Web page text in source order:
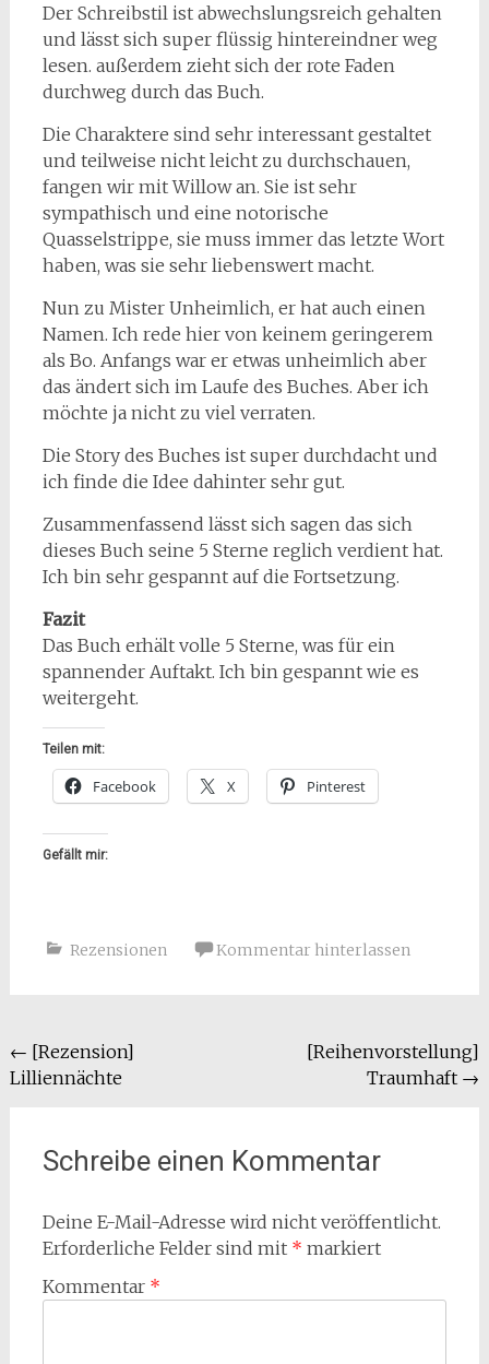
Der Schreibstil ist abwechslungsreich gehalten
und lässt sich super flüssig hintereindner weg
lesen. außerdem zieht sich der rote Faden
durchweg durch das Buch.
Die Charaktere sind sehr interessant gestaltet
und teilweise nicht leicht zu durchschauen,
fangen wir mit Willow an. Sie ist sehr
sympathisch und eine notorische
Quasselstrippe, sie muss immer das letzte Wort
haben, was sie sehr liebenswert macht.
Nun zu Mister Unheimlich, er hat auch einen
Namen. Ich rede hier von keinem geringerem
als Bo. Anfangs war er etwas unheimlich aber
das ändert sich im Laufe des Buches. Aber ich
möchte ja nicht zu viel verraten.
Die Story des Buches ist super durchdacht und
ich finde die Idee dahinter sehr gut.
Zusammenfassend lässt sich sagen das sich
dieses Buch seine 5 Sterne reglich verdient hat.
Ich bin sehr gespannt auf die Fortsetzung.
Fazit
Das Buch erhält volle 5 Sterne, was für ein
spannender Auftakt. Ich bin gespannt wie es
weitergeht.
Teilen mit:
Facebook X Pinterest
Gefällt mir:
Rezensionen Kommentar hinterlassen
Beitragsnavigation
← [Rezension]
Lilliennächte
[Reihenvorstellung]
Traumhaft →
Schreibe einen Kommentar
Deine E-Mail-Adresse wird nicht veröffentlicht.
Erforderliche Felder sind mit * markiert
Kommentar *